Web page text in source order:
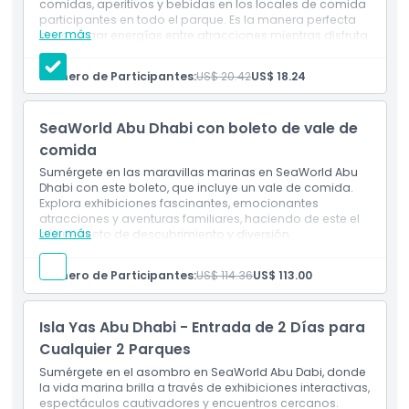
Política para Niños y Adultos
Horario de Apertura
Ubicación
Política de Cancelación
comidas, aperitivos y bebidas en los locales de comida
participantes en todo el parque. Es la manera perfecta
de recargar energías entre atracciones mientras disfruta
de una excelente relación calidad-precio y una
experiencia gastronómica sin complicaciones durante
su aventura en SeaWorld.
Leer más
Destacados
lugares de comida participantes
Gran valor para comer durante toda su visita a
Elija entre una variedad de opciones de alimentos y
bebidas
Forma conveniente y sin complicaciones de disfrutar
la comida del parque
Válido en restaurantes y cafeterías seleccionados
participantes
Perfecto para familias y visitantes que planean un
día completo en SeaWorld
Número de Participantes:US$ 20.42US$ 18.24
SeaWorld Abu Dhabi con boleto de vale de
comida
Sumérgete en las maravillas marinas en SeaWorld Abu
Dhabi con este boleto, que incluye un vale de comida.
Explora exhibiciones fascinantes, emocionantes
atracciones y aventuras familiares, haciendo de este el
día perfecto de descubrimiento y diversión.
Leer más
Inclusiones
SeaWorld Abu Dhabi, Boleto de un día con entrada
única.
Disfruta de acceso ilimitado todo el día a todas las
Incluye una comida para una experiencia completa.
Número de Participantes:US$ 114.36US$ 113.00
Isla Yas Abu Dhabi - Entrada de 2 Días para
Cualquier 2 Parques
Sumérgete en el asombro en SeaWorld Abu Dabi, donde
la vida marina brilla a través de exhibiciones interactivas,
espectáculos cautivadores y encuentros cercanos.